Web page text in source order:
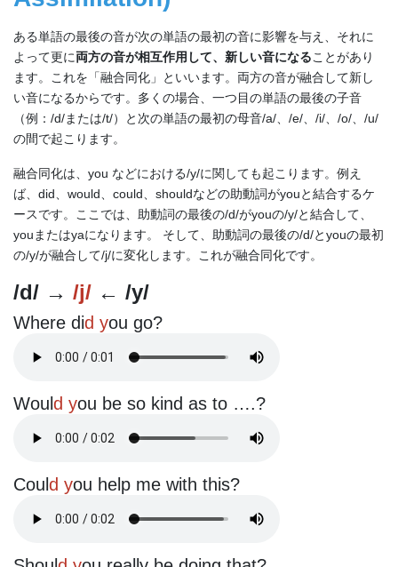
ある単語の最後の音が次の単語の最初の音に影響を与え、それに
よって更に両方の音が相互作用して、新しい音になることがあり
ます。これを「融合同化」といいます。両方の音が融合して新し
い音になるからです。多くの場合、一つ目の単語の最後の子音
（例：/d/または/t/）と次の単語の最初の母音/a/、/e/、/i/、/o/、/u/
の間で起こります。
融合同化は、you などにおける/y/に関しても起こります。例え
ば、did、would、could、shouldなどの助動詞がyouと結合するケ
ースです。ここでは、助動詞の最後の/d/がyouの/y/と結合して、
youまたはyaになります。 そして、助動詞の最後の/d/とyouの最初
の/y/が融合して/j/に変化します。これが融合同化です。
/d/ → /j/ ← /y/
Where did you go?
Woul d you be so kind as to ….?
Coul d you help me with this?